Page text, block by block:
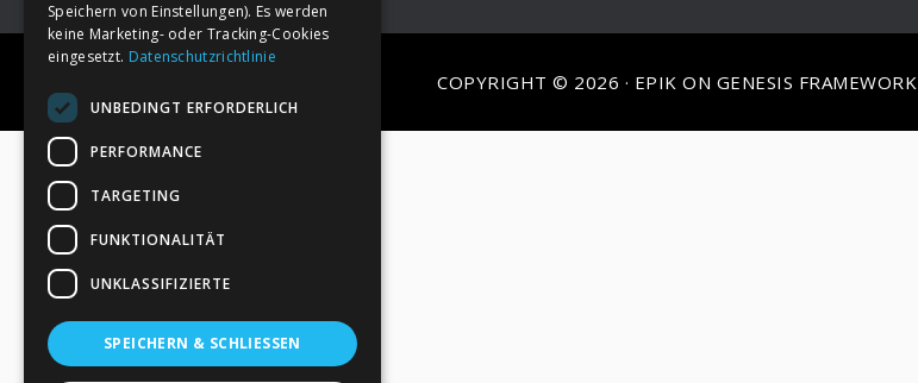
COPYRIGHT © 2026 · EPIK ON GENESIS FRAMEWORK
Speichern von Einstellungen). Es werden
keine Marketing- oder Tracking-Cookies
eingesetzt. Datenschutzrichtlinie
UNBEDINGT ERFORDERLICH
PERFORMANCE
TARGETING
FUNKTIONALITÄT
UNKLASSIFIZIERTE
SPEICHERN & SCHLIESSEN